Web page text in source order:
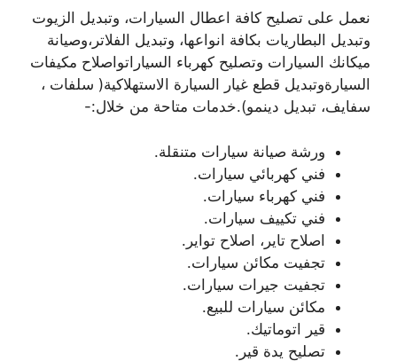
نعمل على تصليح كافة اعطال السيارات، وتبديل الزيوت
وتبديل البطاريات بكافة انواعها، وتبديل الفلاتر،وصيانة
ميكانك السيارات وتصليح كهرباء السياراتواصلاح مكيفات
السيارةوتبديل قطع غيار السيارة الاستهلاكية( سلفات ،
سفايف، تبديل دينمو).خدمات متاحة من خلال:-
ورشة صيانة سيارات متنقلة.
فني كهربائي سيارات.
فني كهرباء سيارات.
فني تكييف سيارات.
اصلاح تاير، اصلاح تواير.
تجفيت مكائن سيارات.
تجفيت جيرات سيارات.
مكائن سيارات للبيع.
قير اتوماتيك.
تصليح يدة قير.